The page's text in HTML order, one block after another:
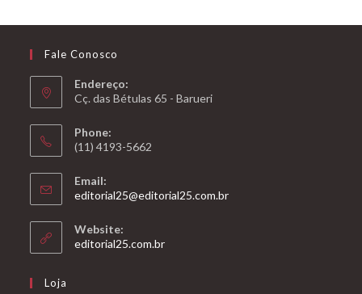
Fale Conosco
Endereço:
Cç. das Bétulas 65 - Barueri
Phone:
(11) 4193-5662
Email:
editorial25@editorial25.com.brAbre
Website:
editorial25.com.brAbre
Loja